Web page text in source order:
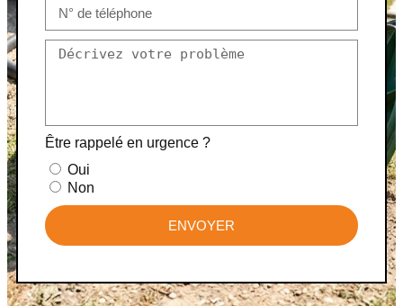
Être rappelé en urgence ?
Oui
Non
ENVOYER